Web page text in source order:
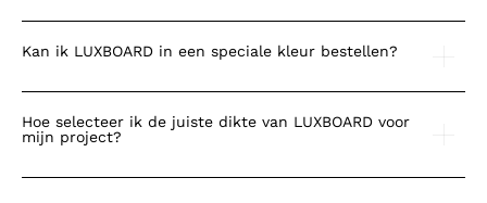
Kan ik LUXBOARD in een speciale kleur bestellen?
Hoe selecteer ik de juiste dikte van LUXBOARD voor
mijn project?